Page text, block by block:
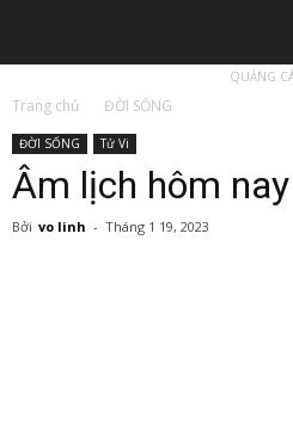
QUẢNG
Trang chủ ĐỜI SỐNG
ĐỜI SỐNG Tử Vi
Âm lịch hôm
Bởi vo linh - Tháng 1 19, 2023